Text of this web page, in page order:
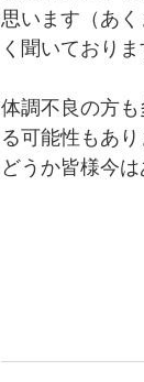
思います（あ
く聞いておりま
体調不良の方
る可能性もあり
どうか皆様今